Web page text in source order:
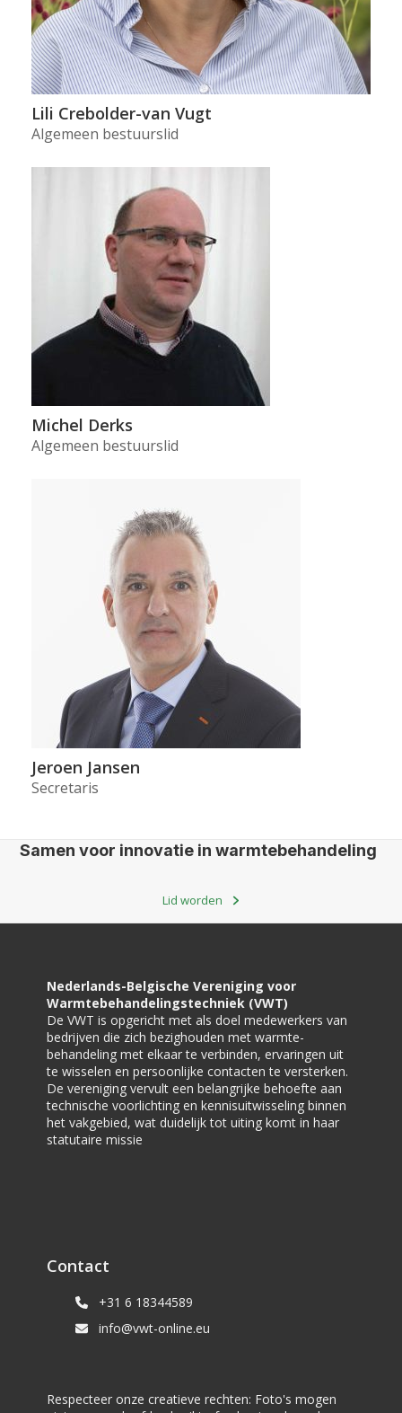
Lili Crebolder-van Vugt
Algemeen bestuurslid
Michel Derks
Algemeen bestuurslid
Jeroen Jansen
Secretaris
Samen voor innovatie in warmtebehandeling
Lid worden
Nederlands-Belgische Vereniging voor
Warmtebehandelingstechniek (VWT)
De VWT is opgericht met als doel medewerkers van
bedrijven die zich bezighouden met warmte-
behandeling met elkaar te verbinden, ervaringen uit
te wisselen en persoonlijke contacten te versterken.
De vereniging vervult een belangrijke behoefte aan
technische voorlichting en kennisuitwisseling binnen
het vakgebied, wat duidelijk tot uiting komt in haar
statutaire missie
Contact
+31 6 18344589
info@vwt-online.eu
Respecteer onze creatieve rechten: Foto's mogen